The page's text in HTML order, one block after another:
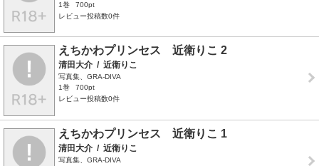
1巻
700pt
レビュー投稿数0件
えちかわプリンセス 近衛りこ 2
清田大介 / 近衛りこ
写真集、GRA-DIVA
1巻
700pt
レビュー投稿数0件
えちかわプリンセス 近衛りこ 1
清田大介 / 近衛りこ
写真集、GRA-DIVA